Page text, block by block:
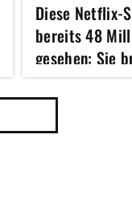
Diese Netflix-
bereits 48
gesehen: Sie
zum Lachen,